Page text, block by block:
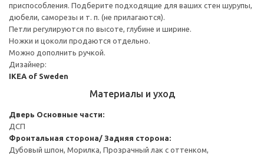
приспособления. Подберите подходящие для ваших стен шурупы,
дюбели, саморезы и т. п. (не прилагаются).
Петли регулируются по высоте, глубине и ширине.
Ножки и цоколи продаются отдельно.
Можно дополнить ручкой.
Дизайнер:
IKEA of Sweden
Материалы и уход
Дверь Основные части:
ДСП
Фронтальная сторона/ Задняя сторона:
Дубовый шпон, Морилка, Прозрачный лак с оттенком,